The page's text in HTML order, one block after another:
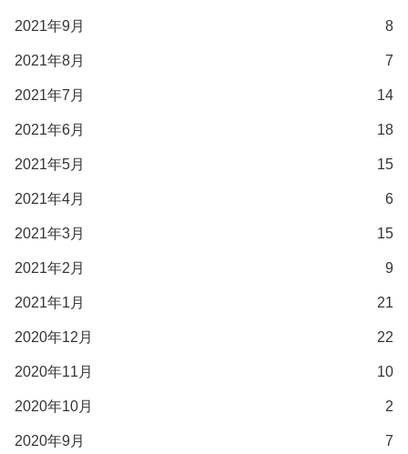
2021年9月 8
2021年8月 7
2021年7月 14
2021年6月 18
2021年5月 15
2021年4月 6
2021年3月 15
2021年2月 9
2021年1月 21
2020年12月 22
2020年11月 10
2020年10月 2
2020年9月 7